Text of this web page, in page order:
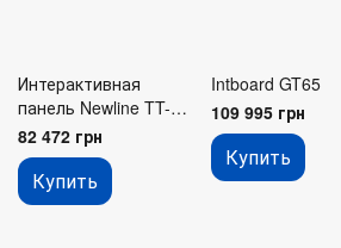
Интерактивная
панель Newline TT-
6524C C Series
82 472 грн
Купить
Intboard GT65
109 995 грн
Купить